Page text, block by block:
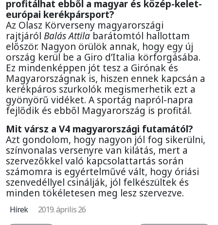
profitálhat ebből a magyar és közép-kelet-
európai kerékpársport?
Az Olasz Körverseny magyarországi
rajtjáról Balás Attila barátomtól hallottam
először. Nagyon örülök annak, hogy egy új
ország kerül be a Giro d’Italia körforgásába.
Ez mindenképpen jót tesz a Girónak és
Magyarországnak is, hiszen ennek kapcsán a
kerékpáros szurkolók megismerhetik ezt a
gyönyörű vidéket. A sportág napról-napra
fejlődik és ebből Magyarország is profitál.
Mit vársz a V4 magyarországi futamától?
Azt gondolom, hogy nagyon jól fog sikerülni,
színvonalas versenyre van kilátás, mert a
szervezőkkel való kapcsolattartás során
számomra is egyértelművé vált, hogy óriási
szenvedéllyel csinálják, jól felkészültek és
minden tökéletesen meg lesz szervezve.
Hírek 2019. április 26